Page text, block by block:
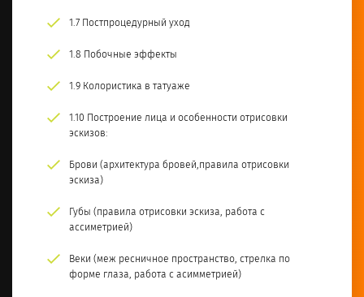
1.7 Постпроцедурный уход
1.8 Побочные эффекты
1.9 Колористика в татуаже
1.10 Построение лица и особенности отрисовки
эскизов:
Брови (архитектура бровей,правила отрисовки
эскиза)
Губы (правила отрисовки эскиза, работа с
ассиметрией)
Веки (меж ресничное пространство, стрелка по
форме глаза, работа с асимметрией)